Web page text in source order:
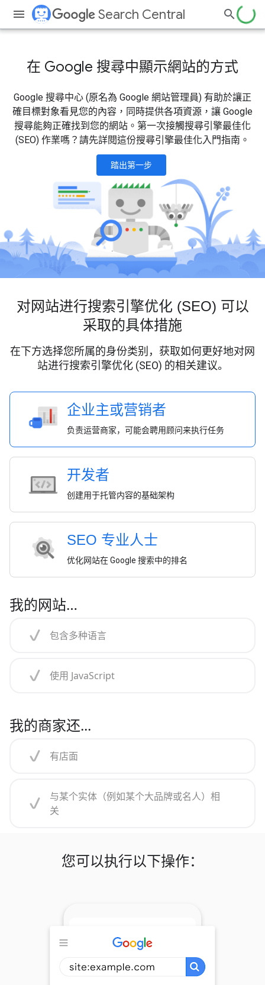
Search Central
在 Google 搜尋中顯示網站的方式
Google 搜尋中心 (原名為 Google 網站管理員) 有助於讓正
確目標對象看見您的內容，同時提供各項資源，讓 Google
搜尋能夠正確找到您的網站。第一次接觸搜尋引擎最佳化
(SEO) 作業嗎？請先詳閱這份搜尋引擎最佳化入門指南。
踏出第一步